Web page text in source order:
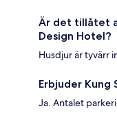
Är det tillåtet
Design Hotel?
Husdjur är tyvärr
Erbjuder Kung
Ja. Antalet